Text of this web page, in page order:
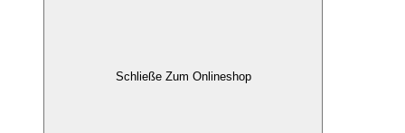
Schließe Zum Onlineshop